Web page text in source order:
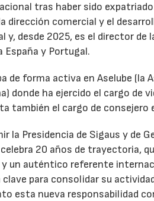
tras haber sido
dirección comercial y el
y, desde 2025, es el director de
España y Portugal.
de forma activa en Aselube (la
donde ha ejercido el cargo
también el cargo de consejero
la Presidencia de Sigaus y de
20 años de trayectoria,
y un auténtico referente
para consolidar su
esta nueva responsabilidad